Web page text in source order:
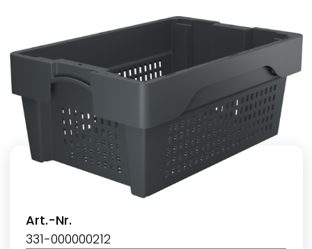
Art.-Nr.
331-000000212